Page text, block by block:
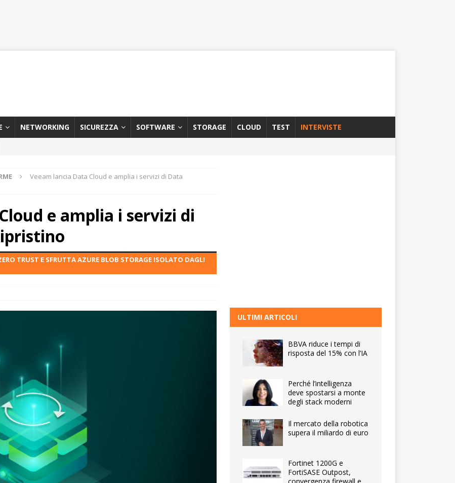
NETWORKING SICUREZZA SOFTWARE STORAGE CLOUD TEST INTERVISTE
Veeam lancia Data Cloud e amplia i servizi di Data
e amplia i servizi di
TRUST E SFRUTTA AZURE BLOB STORAGE ISOLATO DAGLI
ULTIMI ARTICOLI
BBVA riduce i tempi di
risposta del 15% con l’IA
Perché l’intelligenza
deve spostarsi a monte
degli stack moderni
Il mercato della robotica
supera il miliardo di euro
Fortinet 1200G e
FortiSASE Outpost,